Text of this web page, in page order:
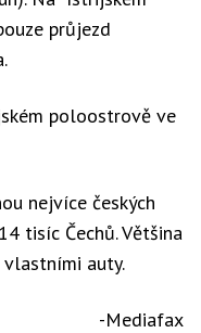
průjezd
nejvíce českých
tisíc Čechů. Většina
auty.
-Mediafax